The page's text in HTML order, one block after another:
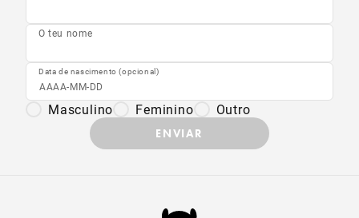
O teu nome
Data de nascimento (opcional)
Masculino Feminino Outro
ENVIAR